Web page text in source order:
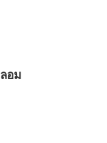
อม